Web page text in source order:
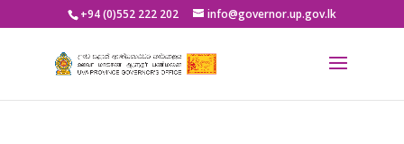
+94 (0)552 222 202 info@governor.up.gov.lk